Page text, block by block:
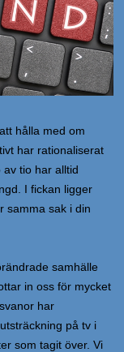
hålla med om
har rationaliserat
av tio har alltid
I fickan ligger
samma sak i din
samhälle
in oss för mycket
har
på tv i
som tagit över. Vi